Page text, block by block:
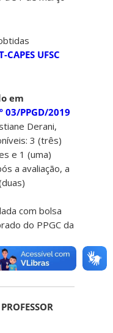
UFSC
em
03/PPGD/2019
Derani,
3 (três)
e 1 (uma)
a avaliação, a
com bolsa
do PPGC da
com bolsa